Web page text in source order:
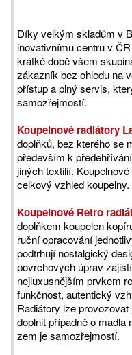
Díky velkým skladům v
inovativnímu centru v
krátké době všem
zákazník bez ohledu na
přístup a plný servis,
samozřejmostí.
Koupelnové radiátory
doplňků, bez kterého se
především k
jiných textilií.
celkový vzhled koupelny.
Koupelnové Retro
doplňkem koupelen
ruční opracování
podtrhují nostalgický
povrchových úprav
nejluxusnějším prvkem
funkčnost, autentický
Radiátory lze
doplnit případně o
zem je samozřejmostí.